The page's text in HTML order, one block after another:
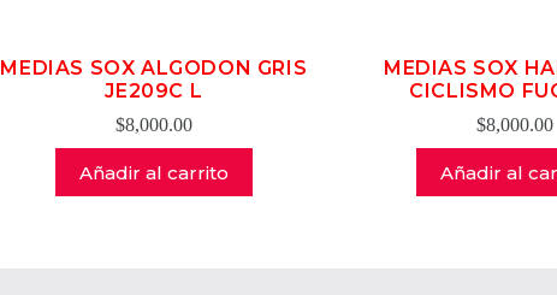
MEDIAS SOX ALGODON GRIS
JE209C L
$8,000.00
Añadir al carrito
MEDIAS SOX
CICLISMO
$8,000.00
Añadir al